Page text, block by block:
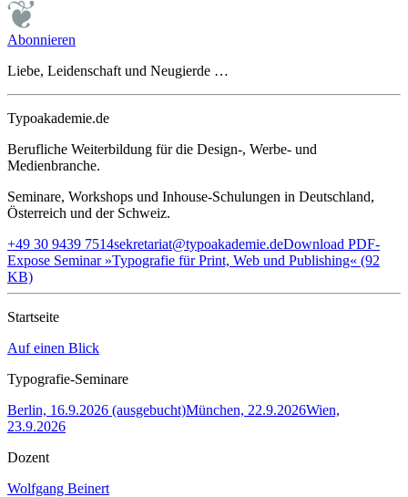
Abonnieren
Liebe, Leidenschaft und Neugierde …
Typoakademie.de
Berufliche Weiterbildung für die Design-, Werbe- und
Medienbranche.
Seminare, Workshops und Inhouse-Schulungen in Deutschland,
Österreich und der Schweiz.
+49 30 9439 7514sekretariat@typoakademie.deDownload PDF-
Expose Seminar »Typografie für Print, Web und Publishing« (92
KB)
Startseite
Auf einen Blick
Typografie-Seminare
Berlin, 16.9.2026 (ausgebucht)München, 22.9.2026Wien,
23.9.2026
Dozent
Wolfgang Beinert